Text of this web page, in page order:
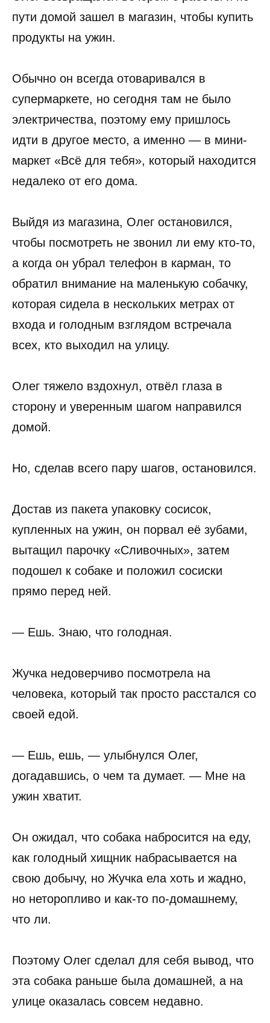
пути домой зашел в магазин, чтобы купить
продукты на ужин.
Обычно он всегда отоваривался в
супермаркете, но сегодня там не было
электричества, поэтому ему пришлось
идти в другое место, а именно — в мини-
маркет «Всё для тебя», который находится
недалеко от его дома.
Выйдя из магазина, Олег остановился,
чтобы посмотреть не звонил ли ему кто-то,
а когда он убрал телефон в карман, то
обратил внимание на маленькую собачку,
которая сидела в нескольких метрах от
входа и голодным взглядом встречала
всех, кто выходил на улицу.
Олег тяжело вздохнул, отвёл глаза в
сторону и уверенным шагом направился
домой.
Но, сделав всего пару шагов, остановился.
Достав из пакета упаковку сосисок,
купленных на ужин, он порвал её зубами,
вытащил парочку «Сливочных», затем
подошел к собаке и положил сосиски
прямо перед ней.
— Ешь. Знаю, что голодная.
Жучка недоверчиво посмотрела на
человека, который так просто расстался со
своей едой.
— Ешь, ешь, — улыбнулся Олег,
догадавшись, о чем та думает. — Мне на
ужин хватит.
Он ожидал, что собака набросится на еду,
как голодный хищник набрасывается на
свою добычу, но Жучка ела хоть и жадно,
но неторопливо и как-то по-домашнему,
что ли.
Поэтому Олег сделал для себя вывод, что
эта собака раньше была домашней, а на
улице оказалась совсем недавно.